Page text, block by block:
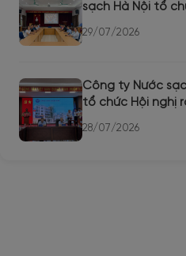
sạch Hà Nội tổ
29/07/2026
Công ty Nước
tổ chức Hội nghị
28/07/2026